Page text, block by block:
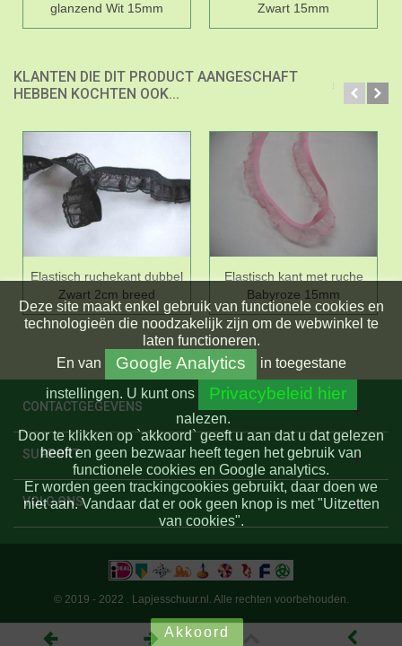
glanzend Wit 15mm
Zwart 15mm
KLANTEN DIE DIT PRODUCT AANGESCHAFT
HEBBEN KOCHTEN OOK...
Elastisch ruchekant dubbel
Zwart 2cm breed
Elastisch kant met ruche
Babyroze 15mm
CONTACTGEGEVENS
SUPPORT
VOLG ONS
Deze site maakt enkel gebruik van functionele cookies en
technologieën die noodzakelijk zijn om de webwinkel te
laten functioneren.
En van Google Analytics
in toegestane
instellingen. U kunt ons Privacybeleid hier
nalezen.
Door te klikken op `akkoord` geeft u aan dat u dat gelezen
heeft en geen bezwaar heeft tegen het gebruik van
functionele cookies en Google analytics.
Er worden geen trackingcookies gebruikt, daar doen we
niet aan. Vandaar dat er ook geen knop is met "Uitzetten
van cookies".
Akkoord
© 2019 - 2022 . Lapjesschuur.nl. Alle rechten voorbehouden.